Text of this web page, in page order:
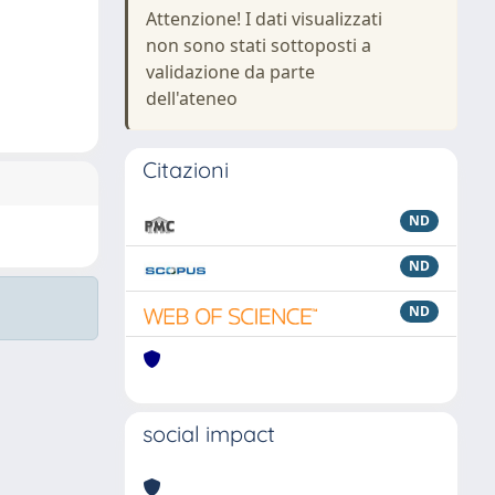
Attenzione! I dati visualizzati
non sono stati sottoposti a
validazione da parte
dell'ateneo
Citazioni
ND
ND
ND
social impact